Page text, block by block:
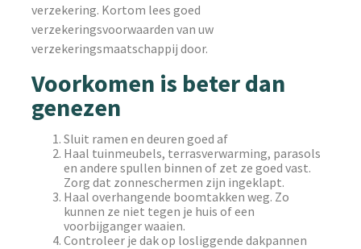
verzekering. Kortom lees goed
verzekeringsvoorwaarden van uw
verzekeringsmaatschappij door.
Voorkomen is beter dan
genezen
Sluit ramen en deuren goed af
Haal tuinmeubels, terrasverwarming, parasols
en andere spullen binnen of zet ze goed vast.
Zorg dat zonneschermen zijn ingeklapt.
Haal overhangende boomtakken weg. Zo
kunnen ze niet tegen je huis of een
voorbijganger waaien.
Controleer je dak op losliggende dakpannen